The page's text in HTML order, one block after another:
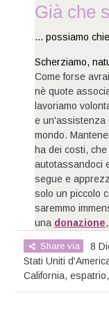
Già che
... possiamo
Scherziamo,
Come forse
nè quote
lavoriamo
e un'assistenza
mondo.
ha dei costi,
autotassandoci
segue e
solo un piccolo
saremmo
una donazione
Share via
8
Stati Uniti
California,espatrio